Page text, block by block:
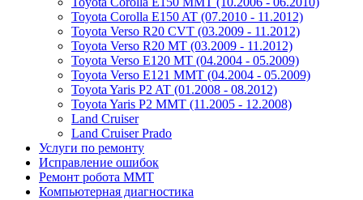
Toyota Corolla E150 AT (07.2010 - 11.2012)
Toyota Verso R20 CVT (03.2009 - 11.2012)
Toyota Verso R20 MT (03.2009 - 11.2012)
Toyota Verso E120 MT (04.2004 - 05.2009)
Toyota Verso E121 MMT (04.2004 - 05.2009)
Toyota Yaris P2 AT (01.2008 - 08.2012)
Toyota Yaris P2 MMT (11.2005 - 12.2008)
Land Cruiser
Land Cruiser Prado
Услуги по ремонту
Исправление ошибок
Ремонт робота MMT
Компьютерная диагностика